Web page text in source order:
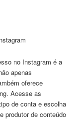
no Instagram é a
apenas
oferece
Acesse as
de conta e escolha
produtor de conteúdo